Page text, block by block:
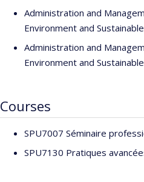
Administration and
Environment and
Administration and
Environment and
Courses
SPU7007 Séminaire
SPU7130 Pratiques